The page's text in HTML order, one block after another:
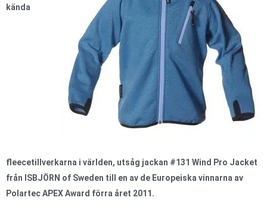
kända
fleecetillverkarna i världen, utsåg jackan #131 Wind Pro Jacket
från ISBJÖRN of Sweden till en av de Europeiska vinnarna av
Polartec APEX Award förra året 2011.